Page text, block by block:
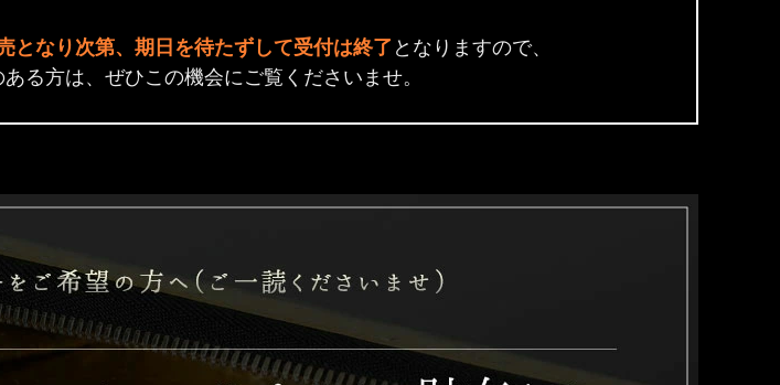
となり次第、期日を待たずして受付は終了 となりますので、
ある方は、ぜひこの機会にご覧くださいませ。